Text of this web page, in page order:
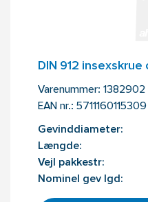
DIN 912
Varenummer: 1382902
EAN nr.: 5711160115309
Gevinddiameter:
Længde:
Vejl pakkestr:
Nominel gev lgd: